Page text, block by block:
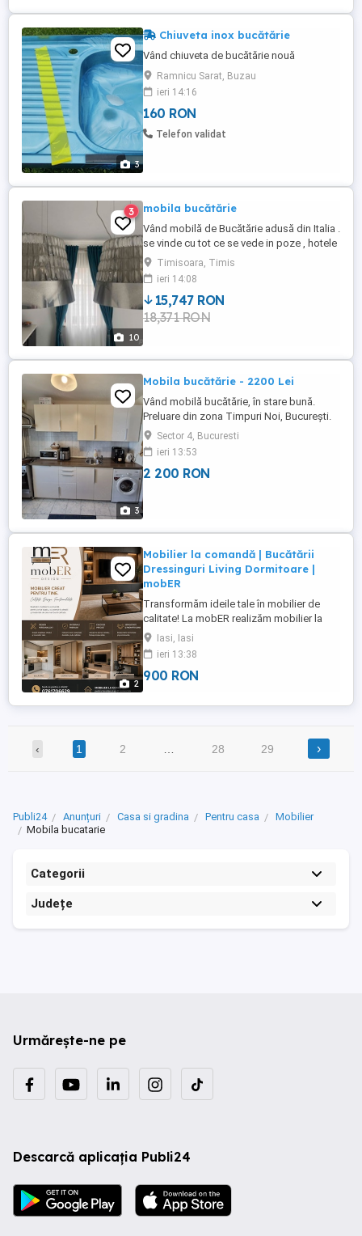
3
Chiuveta inox bucătărie
Vând chiuveta de bucătărie nouă
Ramnicu Sarat, Buzau
ieri 14:16
160 RON
Telefon validat
10
3 mobila bucătărie
Vând mobilă de Bucătărie adusă din Italia .
se vinde cu tot ce se vede in poze , hotele
sunt Elica Collection . preț 3,000 .pentru
mai multe detali contact doar pe
whatsapp
Timisoara, Timis
ieri 14:08
15,747 RON
18,371 RON
3
Mobila bucătărie - 2200 Lei
Vând mobilă bucătărie, în stare bună.
Preluare din zona Timpuri Noi, București.
Nu asigur dezmembrare și nici transport.
Sector 4, Bucuresti
ieri 13:53
2 200 RON
2
Mobilier la comandă | Bucătării
Dressinguri Living Dormitoare |
mobER
Transformăm ideile tale în mobilier de
calitate! La mobER realizăm mobilier la
comandă pentru locuințe și spații
comerciale, adaptat perfect nevoilor și
dimensiunilor fiecărui client. Executăm: >
Bucătării la comandă > Dressinguri și
Dormitoare complete > Birouri ...
Iasi, Iasi
ieri 13:38
900 RON
‹ 1 2 28 29 ›
Publi24 Anunțuri Casa si gradina Pentru casa
Mobilier
Mobila bucatarie
Categorii
Județe
Urmărește-ne pe
Descarcă aplicația Publi24